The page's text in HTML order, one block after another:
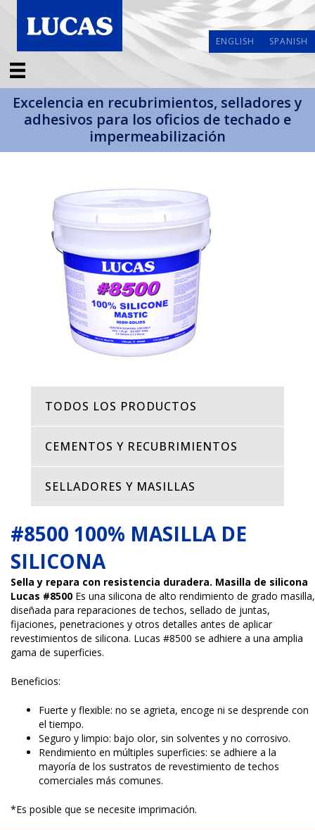
ENGLISH SPANISH
Excelencia en recubrimientos, selladores y
adhesivos para los oficios de techado e
impermeabilización
TODOS LOS PRODUCTOS
CEMENTOS Y RECUBRIMIENTOS
SELLADORES Y MASILLAS
#8500 100% MASILLA DE
SILICONA
Sella y repara con resistencia duradera. Masilla de silicona
Lucas #8500 Es una silicona de alto rendimiento de grado masilla,
diseñada para reparaciones de techos, sellado de juntas,
fijaciones, penetraciones y otros detalles antes de aplicar
revestimientos de silicona. Lucas #8500 se adhiere a una amplia
gama de superficies.
Beneficios:
Fuerte y flexible: no se agrieta, encoge ni se desprende con
el tiempo.
Seguro y limpio: bajo olor, sin solventes y no corrosivo.
Rendimiento en múltiples superficies: se adhiere a la
mayoría de los sustratos de revestimiento de techos
comerciales más comunes.
*Es posible que se necesite imprimación.